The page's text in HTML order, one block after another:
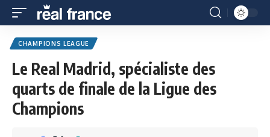
CHAMPIONS LEAGUE
Le Real Madrid, spécialiste des
quarts de finale de la Ligue des
Champions